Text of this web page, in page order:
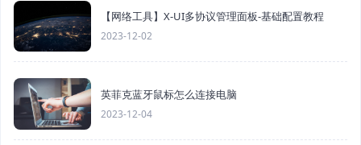
【网络工具】X-UI多协议管理面板-基础配置教程
2023-12-02
英菲克蓝牙鼠标怎么连接电脑
2023-12-04